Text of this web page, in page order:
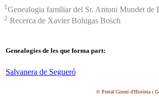
1 Genealogia familiar del Sr. Antoni Mundet de
2 Recerca de Xavier Bohigas Bosch
Genealogies de les que forma part:
Salvanera de Segueró
© Portal Gironí d'Història i